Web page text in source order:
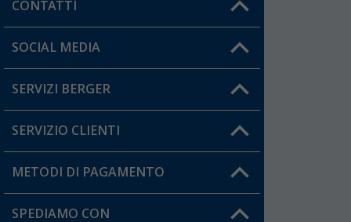
CONTATTI
Orari di apertura del servizio:
Hai una domanda?
SOCIAL MEDIA
SERVIZI BERGER
Diventare rivenditori
Il mio Account
SERVIZIO CLIENTI
Informazioni sulla spedizione
Resi
METODI DI PAGAMENTO
SPEDIAMO CON